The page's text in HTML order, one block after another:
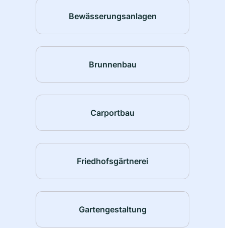
Bewässerungsanlagen
Brunnenbau
Carportbau
Friedhofsgärtnerei
Gartengestaltung